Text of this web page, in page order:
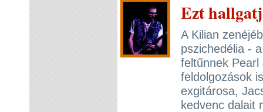
Ezt
A Kilian
pszichedélia -
feltűnnek
feldolgozások
exgitárosa,
kedvenc dalait